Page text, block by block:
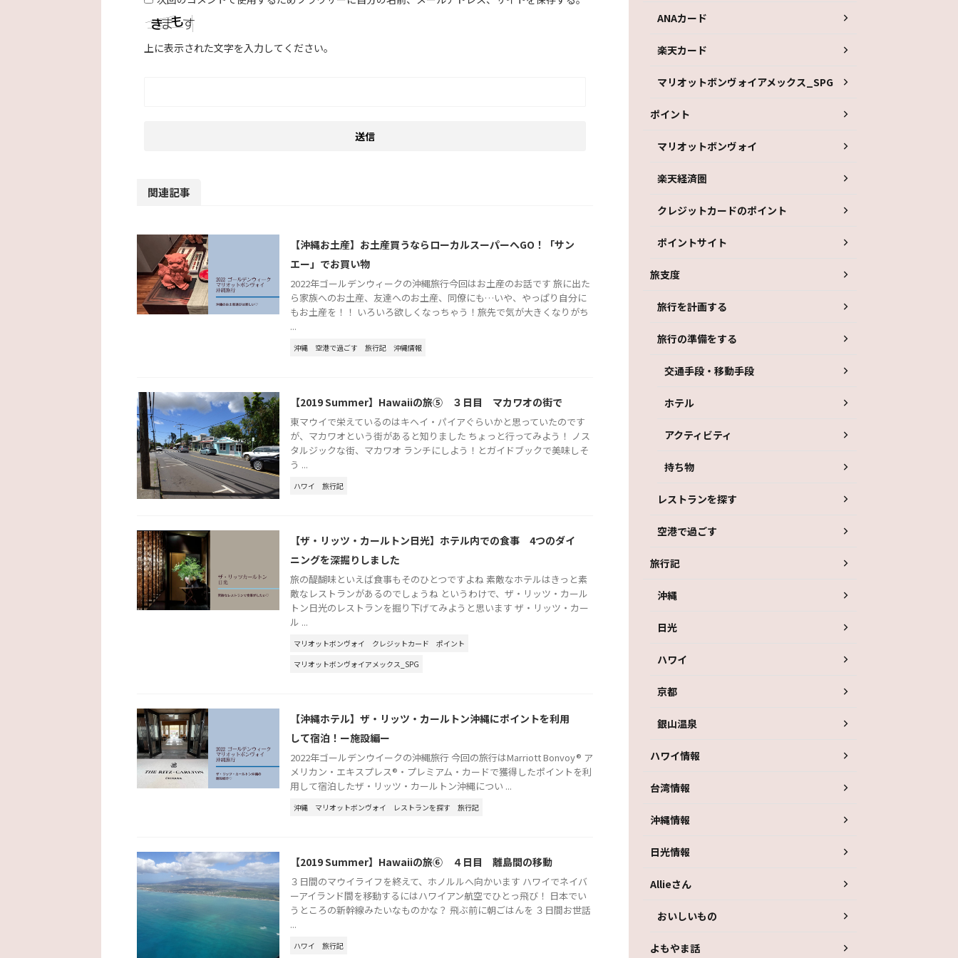
上に表示された文字を入力してください。
関連記事
【沖縄お土産】お土産買うならローカルスーパーへGO！「サン
エー」でお買い物
2022年ゴールデンウィークの沖縄旅行今回はお土産のお話です 旅に出た
ら家族へのお土産、友達へのお土産、同僚にも…いや、やっぱり自分に
もお土産を！！ いろいろ欲しくなっちゃう！旅先で気が大きくなりがち
...
沖縄 空港で過ごす 旅行記 沖縄情報
【2019 Summer】Hawaiiの旅⑤ ３日目 マカワオの街で
東マウイで栄えているのはキヘイ・パイアぐらいかと思っていたのです
が、マカワオという街があると知りました ちょっと行ってみよう！ ノス
タルジックな街、マカワオ ランチにしよう！とガイドブックで美味しそ
う ...
ハワイ 旅行記
【ザ・リッツ・カールトン日光】ホテル内での食事 4つのダイ
ニングを深掘りしました
旅の醍醐味といえば食事もそのひとつですよね 素敵なホテルはきっと素
敵なレストランがあるのでしょうね というわけで、ザ・リッツ・カール
トン日光のレストランを掘り下げてみようと思います ザ・リッツ・カー
ル ...
マリオットボンヴォイ クレジットカード
ポイント
マリオットボンヴォイアメックス_SPG
【沖縄ホテル】ザ・リッツ・カールトン沖縄にポイントを利用
して宿泊！ー施設編ー
2022年ゴールデンウイークの沖縄旅行 今回の旅行はMarriott Bonvoy® ア
メリカン・エキスプレス®・プレミアム・カードで獲得したポイントを利
用して宿泊したザ・リッツ・カールトン沖縄につい ...
沖縄 マリオットボンヴォイ レストランを探す 旅行記
【2019 Summer】Hawaiiの旅⑥ ４日目 離島間の移動
３日間のマウイライフを終えて、ホノルルへ向かいます ハワイでネイバ
ーアイランド間を移動するにはハワイアン航空でひとっ飛び！ 日本でい
うところの新幹線みたいなものかな？ 飛ぶ前に朝ごはんを ３日間お世話
...
ハワイ 旅行記
ANAカード
楽天カード
マリオットボンヴォイアメックス_SPG
ポイント
マリオットボンヴォイ
楽天経済圏
クレジットカードのポイント
ポイントサイト
旅支度
旅行を計画する
旅行の準備をする
交通手段・移動手段
ホテル
アクティビティ
持ち物
レストランを探す
空港で過ごす
旅行記
沖縄
日光
ハワイ
京都
銀山温泉
ハワイ情報
台湾情報
沖縄情報
日光情報
Allieさん
おいしいもの
よもやま話